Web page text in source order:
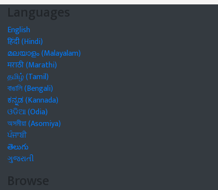
Languages
English
हिंदी (Hindi)
മലയാളം (Malayalam)
मराठी (Marathi)
தமிழ் (Tamil)
বাঙালি (Bengali)
ಕನ್ನಡ (Kannada)
ଓଡିଆ (Odia)
অসমীয়া (Asomiya)
ਪੰਜਾਬੀ
తెలుగు
ગુજરાતી
Browse